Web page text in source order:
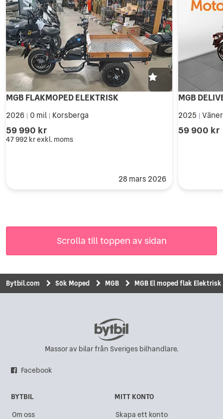
MGB FLAKMOPED ELEKTRISK
2026 0 mil Korsberga
59 990 kr
47 992 krexkl. moms
28 mars 2026
MGB
2025
59 900 kr
Scrolla till toppen av sidan
Bytbil.com Sök Moped MGB MGB El moped flak
Massor av bilar från Sveriges bilhandlare.
Facebook
BYTBIL
Om oss
MITT KONTO
Skapa ett konto